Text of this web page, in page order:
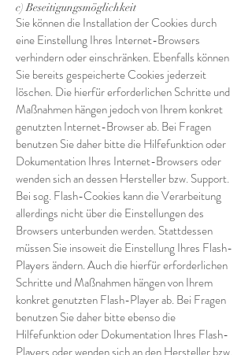
c) Beseitigungsmöglichkeit
Sie können die Installation der Cookies durch
eine Einstellung Ihres Internet-Browsers
verhindern oder einschränken. Ebenfalls können
Sie bereits gespeicherte Cookies jederzeit
löschen. Die hierfür erforderlichen Schritte und
Maßnahmen hängen jedoch von Ihrem konkret
genutzten Internet-Browser ab. Bei Fragen
benutzen Sie daher bitte die Hilfefunktion oder
Dokumentation Ihres Internet-Browsers oder
wenden sich an dessen Hersteller bzw. Support.
Bei sog. Flash-Cookies kann die Verarbeitung
allerdings nicht über die Einstellungen des
Browsers unterbunden werden. Stattdessen
müssen Sie insoweit die Einstellung Ihres Flash-
Players ändern. Auch die hierfür erforderlichen
Schritte und Maßnahmen hängen von Ihrem
konkret genutzten Flash-Player ab. Bei Fragen
benutzen Sie daher bitte ebenso die
Hilfefunktion oder Dokumentation Ihres Flash-